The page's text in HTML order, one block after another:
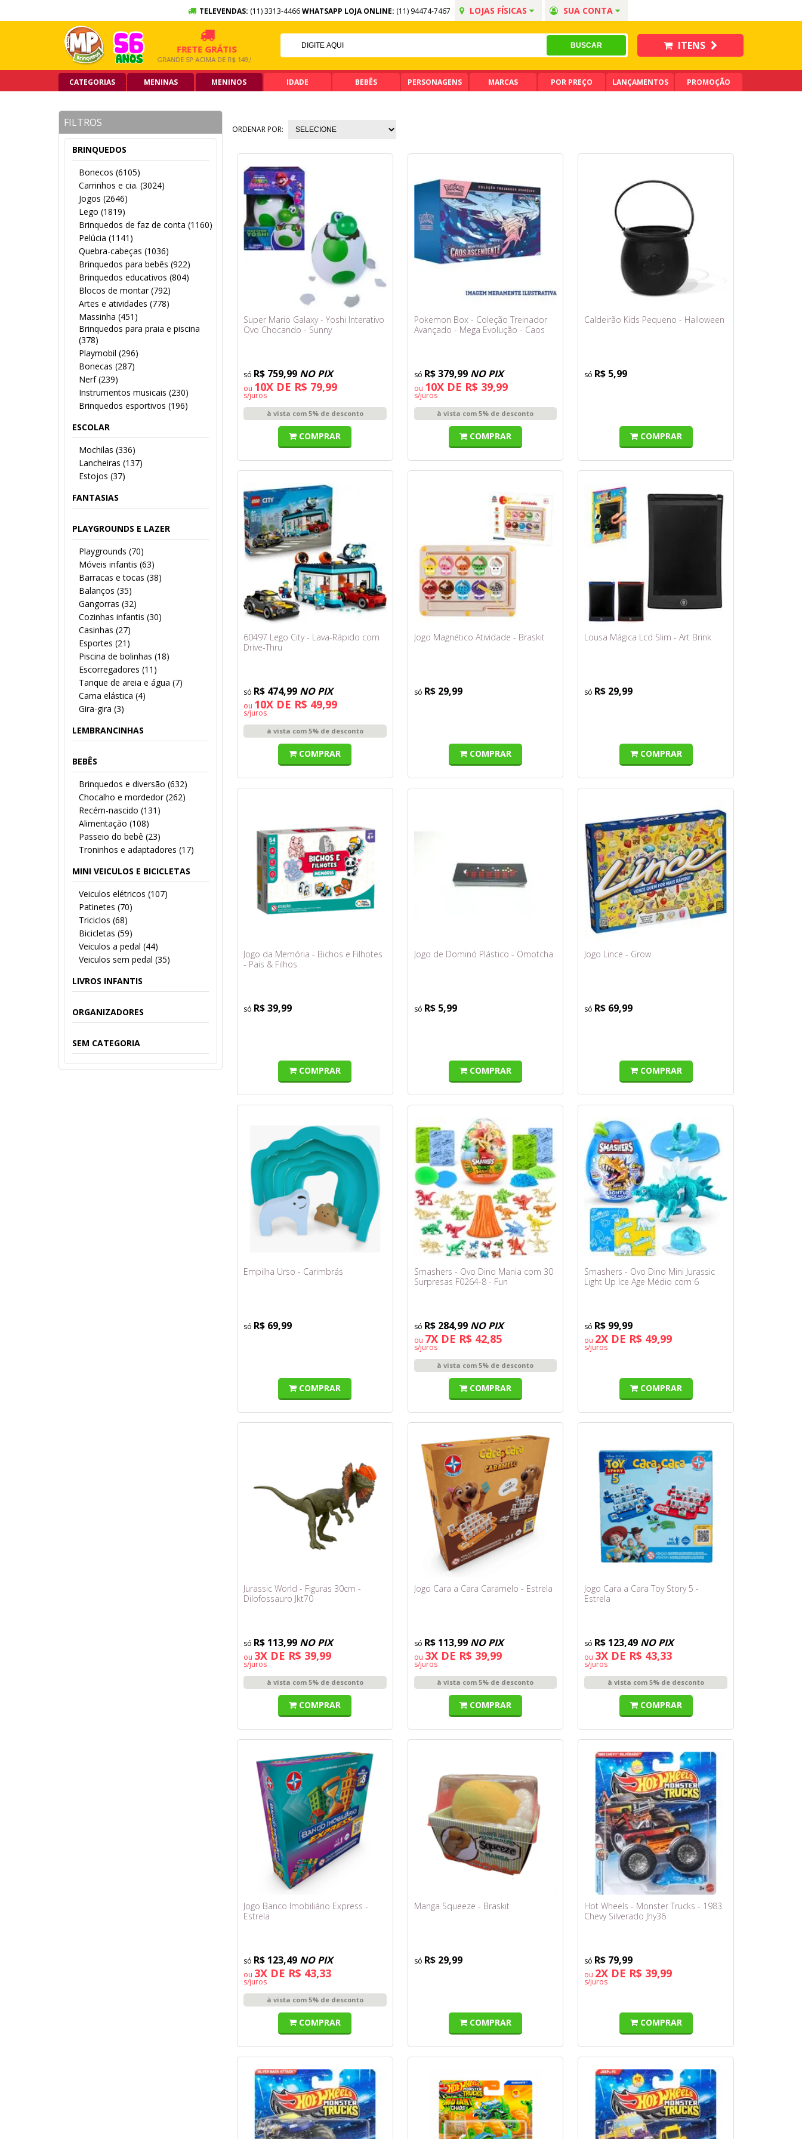
TELEVENDAS: (11) 3313-4466WHATSAPP LOJA ONLINE: (11) 94474-7467 LOJAS FÍSICAS SUA CONTA
10X SEM JUROS
NO CARTÃO DE CRÉDITO
FRETE GRÁTIS
GRANDE SP ACIMA DE R$ 149,90
5% OFF NO PIX
PIX ACIMA DE R$ 99,90
ITENS
CATEGORIAS MENINAS MENINOS IDADE BEBÊS PERSONAGENS MARCAS POR PREÇO LANÇAMENTOS PROMOÇÃO
FILTROS
BRINQUEDOS
Bonecos (6105)
Carrinhos e cia. (3024)
Jogos (2646)
Lego (1819)
Brinquedos de faz de conta (1160)
Pelúcia (1141)
Quebra-cabeças (1036)
Brinquedos para bebês (922)
Brinquedos educativos (804)
Blocos de montar (792)
Artes e atividades (778)
Massinha (451)
Brinquedos para praia e piscina
(378)
Playmobil (296)
Bonecas (287)
Nerf (239)
Instrumentos musicais (230)
Brinquedos esportivos (196)
ESCOLAR
Mochilas (336)
Lancheiras (137)
Estojos (37)
FANTASIAS
PLAYGROUNDS E LAZER
Playgrounds (70)
Móveis infantis (63)
Barracas e tocas (38)
Balanços (35)
Gangorras (32)
Cozinhas infantis (30)
Casinhas (27)
Esportes (21)
Piscina de bolinhas (18)
Escorregadores (11)
Tanque de areia e água (7)
Cama elástica (4)
Gira-gira (3)
LEMBRANCINHAS
BEBÊS
Brinquedos e diversão (632)
Chocalho e mordedor (262)
Recém-nascido (131)
Alimentação (108)
Passeio do bebê (23)
Troninhos e adaptadores (17)
MINI VEICULOS E BICICLETAS
Veiculos elétricos (107)
Patinetes (70)
Triciclos (68)
Bicicletas (59)
Veiculos a pedal (44)
Veiculos sem pedal (35)
LIVROS INFANTIS
ORGANIZADORES
SEM CATEGORIA
ORDENAR POR:
Super Mario Galaxy - Yoshi Interativo
Ovo Chocando - Sunny
R$ 759,99 NO PIX
ou 10X DE R$ 79,99
s/juros
à vista com 5% de desconto
COMPRAR
Pokemon Box - Coleção Treinador
Avançado - Mega Evolução - Caos
R$ 379,99 NO PIX
ou 10X DE R$ 39,99
s/juros
à vista com 5% de desconto
COMPRAR
Caldeirão Kids Pequeno - Halloween
R$ 5,99
COMPRAR
60497 Lego City - Lava-Rápido com
Drive-Thru
R$ 474,99 NO PIX
ou 10X DE R$ 49,99
s/juros
à vista com 5% de desconto
COMPRAR
Jogo Magnético Atividade - Braskit
R$ 29,99
COMPRAR
Lousa Mágica Lcd Slim - Art Brink
R$ 29,99
COMPRAR
Jogo da Memória - Bichos e Filhotes
- Pais & Filhos
R$ 39,99
COMPRAR
Jogo de Dominó Plástico - Omotcha
R$ 5,99
COMPRAR
Jogo Lince - Grow
R$ 69,99
COMPRAR
Empilha Urso - Carimbrás
R$ 69,99
COMPRAR
Smashers - Ovo Dino Mania com 30
Surpresas F0264-8 - Fun
R$ 284,99 NO PIX
ou 7X DE R$ 42,85
s/juros
à vista com 5% de desconto
COMPRAR
Smashers - Ovo Dino Mini Jurassic
Light Up Ice Age Médio com 6
R$ 99,99
ou 2X DE R$ 49,99
s/juros
COMPRAR
Jurassic World - Figuras 30cm -
Dilofossauro Jkt70
R$ 113,99 NO PIX
ou 3X DE R$ 39,99
s/juros
à vista com 5% de desconto
COMPRAR
Jogo Cara a Cara Caramelo - Estrela
R$ 113,99 NO PIX
ou 3X DE R$ 39,99
s/juros
à vista com 5% de desconto
COMPRAR
Jogo Cara a Cara Toy Story 5 -
Estrela
R$ 123,49 NO PIX
ou 3X DE R$ 43,33
s/juros
à vista com 5% de desconto
COMPRAR
Jogo Banco Imobiliário Express -
Estrela
R$ 123,49 NO PIX
ou 3X DE R$ 43,33
s/juros
à vista com 5% de desconto
COMPRAR
Manga Squeeze - Braskit
R$ 29,99
COMPRAR
Hot Wheels - Monster Trucks - 1983
Chevy Silverado Jhy36
R$ 79,99
ou 2X DE R$ 39,99
s/juros
COMPRAR